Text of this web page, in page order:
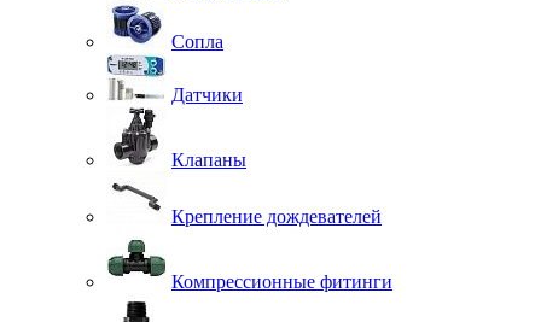
Сопла
Датчики
Клапаны
Крепление дождевателей
Компрессионные фитинги